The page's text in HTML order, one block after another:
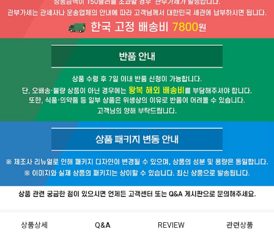
상품상세 Q&A REVIEW 관련상품